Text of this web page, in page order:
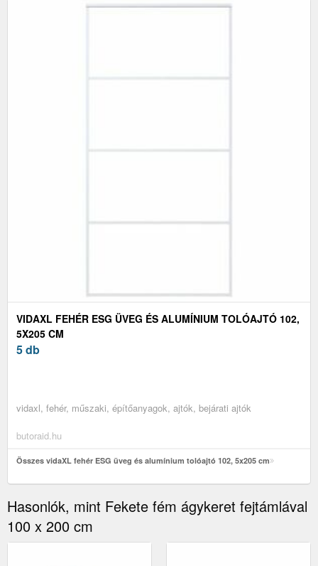
VIDAXL FEHÉR ESG ÜVEG ÉS ALUMÍNIUM TOLÓAJTÓ 102,
5X205 CM
5 db
vidaxl, fehér, műszaki, építőanyagok, ajtók, bejárati ajtók
butoraid.hu
Összes vidaXL fehér ESG üveg és alumínium tolóajtó 102, 5x205 cm
Hasonlók, mint Fekete fém ágykeret fejtámlával
100 x 200 cm